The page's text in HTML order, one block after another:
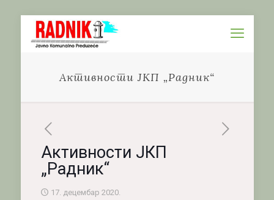
Активности ЈКП „Радник“
Активности ЈКП
„Радник“
17. децембар 2020.